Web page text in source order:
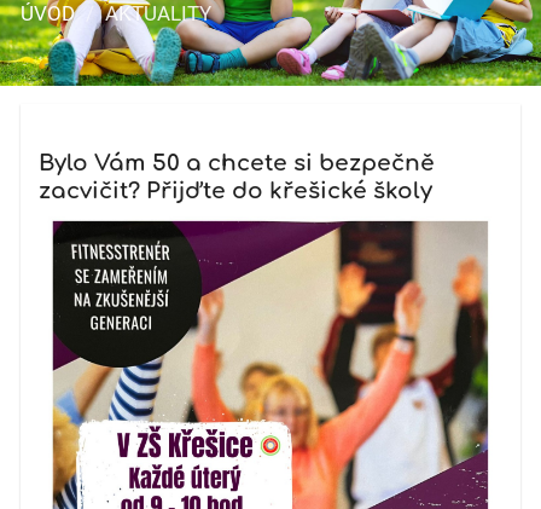
ÚVOD AKTUALITY
Bylo Vám 50 a chcete si bezpečně
zacvičit? Přijďte do křešické školy